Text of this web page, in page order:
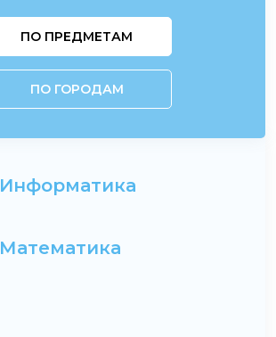
ПО ПРЕДМЕТАМ
ПО ГОРОДАМ
Информатика
Математика